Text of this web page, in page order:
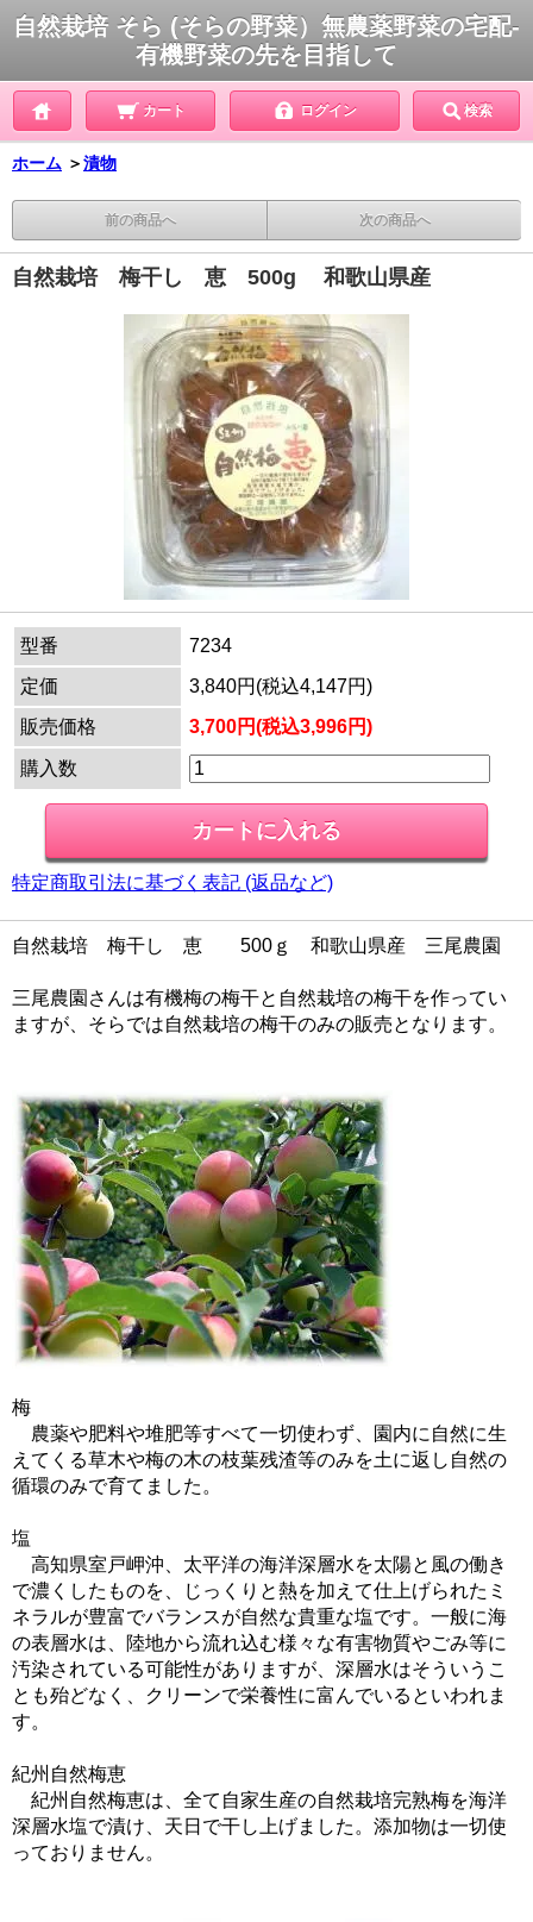
自然栽培 そら (そらの野菜）無農薬野菜の宅配-
有機野菜の先を目指して
カート ログイン 検索
ホーム ＞漬物
前の商品へ 次の商品へ
自然栽培 梅干し 恵 500g 和歌山県産
型番
7234
定価
3,840円(税込4,147円)
販売価格
3,700円(税込3,996円)
購入数
特定商取引法に基づく表記 (返品など)
自然栽培 梅干し 恵 500ｇ 和歌山県産 三尾農園
三尾農園さんは有機梅の梅干と自然栽培の梅干を作ってい
ますが、そらでは自然栽培の梅干のみの販売となります。
梅
農薬や肥料や堆肥等すべて一切使わず、園内に自然に生
えてくる草木や梅の木の枝葉残渣等のみを土に返し自然の
循環のみで育てました。
塩
高知県室戸岬沖、太平洋の海洋深層水を太陽と風の働き
で濃くしたものを、じっくりと熱を加えて仕上げられたミ
ネラルが豊富でバランスが自然な貴重な塩です。一般に海
の表層水は、陸地から流れ込む様々な有害物質やごみ等に
汚染されている可能性がありますが、深層水はそういうこ
とも殆どなく、クリーンで栄養性に富んでいるといわれま
す。
紀州自然梅恵
紀州自然梅恵は、全て自家生産の自然栽培完熟梅を海洋
深層水塩で漬け、天日で干し上げました。添加物は一切使
っておりません。